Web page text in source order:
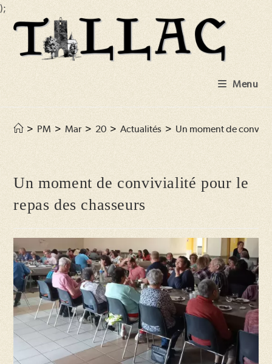
);
Skip
content
Menu
> PM > Mar > 20 > Actualités > Un moment de
Un moment de convivialité pour le
repas des chasseurs